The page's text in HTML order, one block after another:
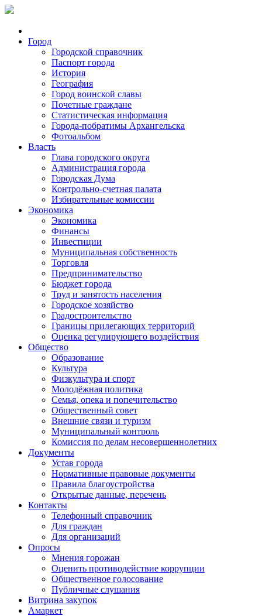
Город
Городской справочник
Паспорт города
История
География
Город воинской славы
Почетные граждане
Статистическая информация
Города-побратимы Архангельска
Фотоальбом
Власть
Глава городского округа
Администрация города
Городская Дума
Контрольно-счетная палата
Избирательные комиссии
Экономика
Экономика
Финансы
Инвестиции
Муниципальная собственность
Торговля
Предпринимательство
Бюджет города
Труд и занятость населения
Городское хозяйство
Градостроительство
Границы прилегающих территорий
Оценка регулирующего воздействия
Общество
Образование
Культура
Физкультура и спорт
Молодёжная политика
Семья, опека и попечительство
Общественный совет
Внешние связи и туризм
Муниципальный контроль
Комиссия по делам несовершеннолетних
Документы
Устав города
Нормативные правовые документы
Правила благоустройства
Открытые данные, перечень
Контакты
Телефонный справочник
Для граждан
Для организаций
Опросы
Мнения горожан
Оценить противодействие коррупции
Общественное голосование
Публичные слушания
Витрина закупок
Амаркет